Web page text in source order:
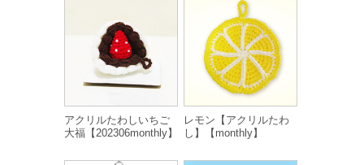
アクリルたわしいちご
大福【202306monthly】
レモン【アクリルたわ
し】【monthly】